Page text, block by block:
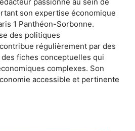
passionné au sein de
son expertise économique
1 Panthéon-Sorbonne.
des politiques
régulièrement par des
fiches conceptuelles qui
complexes. Son
accessible et pertinente